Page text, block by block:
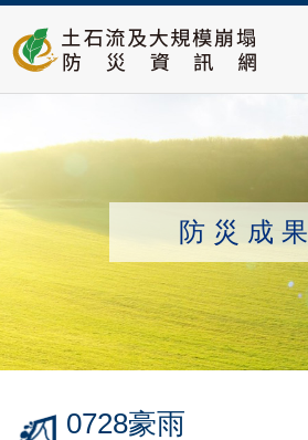
防災成果
0728豪雨